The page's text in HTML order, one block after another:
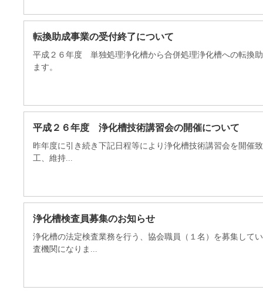
転換助成事業の受付終了について
平成２６年度 単独処理浄化槽から合併処理浄化槽への転換
ます。
平成２６年度 浄化槽技術講習会の開催について
昨年度に引き続き下記日程等により浄化槽技術講習会を開催
工、維持...
浄化槽検査員募集のお知らせ
浄化槽の法定検査業務を行う、協会職員（１名）を募集して
査機関になりま...